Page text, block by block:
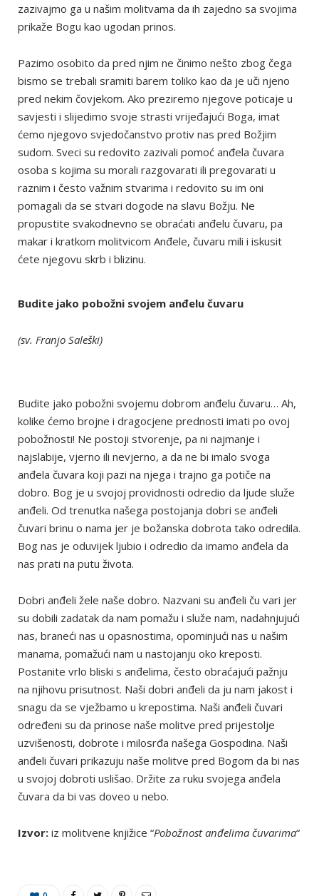
zazivajmo ga u našim molitvama da ih zajedno sa svojima
prikaže Bogu kao ugodan prinos.
Pazimo osobito da pred njim ne činimo nešto zbog čega
bismo se trebali sramiti barem toliko kao da je uči njeno
pred nekim čovjekom. Ako preziremo njegove poticaje u
savjesti i slijedimo svoje strasti vrijeđajući Boga, imat
ćemo njegovo svjedočanstvo protiv nas pred Božjim
sudom. Sveci su redovito zazivali pomoć anđela čuvara
osoba s kojima su morali razgovarati ili pregovarati u
raznim i često važnim stvarima i redovito su im oni
pomagali da se stvari dogode na slavu Božju. Ne
propustite svakodnevno se obraćati anđelu čuvaru, pa
makar i kratkom molitvicom Anđele, čuvaru mili i iskusit
ćete njegovu skrb i blizinu.
Budite jako pobožni svojem anđelu čuvaru
(sv. Franjo Saleški)
Budite jako pobožni svojemu dobrom anđelu čuvaru… Ah,
kolike ćemo brojne i dragocjene prednosti imati po ovoj
pobožnosti! Ne postoji stvorenje, pa ni najmanje i
najslabije, vjerno ili nevjerno, a da ne bi imalo svoga
anđela čuvara koji pazi na njega i trajno ga potiče na
dobro. Bog je u svojoj providnosti odredio da ljude služe
anđeli. Od trenutka našega postojanja dobri se anđeli
čuvari brinu o nama jer je božanska dobrota tako odredila.
Bog nas je oduvijek ljubio i odredio da imamo anđela da
nas prati na putu života.
Dobri anđeli žele naše dobro. Nazvani su anđeli ču vari jer
su dobili zadatak da nam pomažu i služe nam, nadahnjujući
nas, braneći nas u opasnostima, opominjući nas u našim
manama, pomažući nam u nastojanju oko kreposti.
Postanite vrlo bliski s anđelima, često obraćajući pažnju
na njihovu prisutnost. Naši dobri anđeli da ju nam jakost i
snagu da se vježbamo u krepostima. Naši anđeli čuvari
određeni su da prinose naše molitve pred prijestolje
uzvišenosti, dobrote i milosrđa našega Gospodina. Naši
anđeli čuvari prikazuju naše molitve pred Bogom da bi nas
u svojoj dobroti uslišao. Držite za ruku svojega anđela
čuvara da bi vas doveo u nebo.
Izvor: iz molitvene knjižice “Pobožnost anđelima čuvarima“